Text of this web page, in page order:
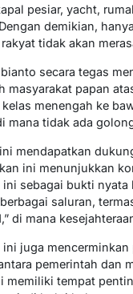
pesiar, yacht,
demikian,
tidak akan
secara tegas
masyarakat papan
menengah ke
mana tidak ada
mendapatkan
ini menunjukkan
sebagai bukti
saluran,
di mana
juga
pemerintah dan
memiliki tempat